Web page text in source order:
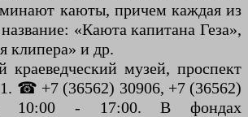
каюты, причем каждая из
«Каюта капитана Геза»,
клипера» и др.
краеведческий музей, проспект
☎ +7 (36562) 30906, +7 (36562)
10:00 - 17:00. В фондах